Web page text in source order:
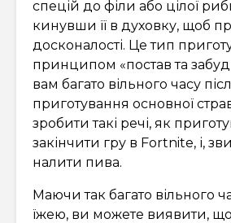
спецій до філи або цілої
кинувши її в духовку, щоб
досконалості. Це тип
принципом «постав та
вам багато вільного часу
приготування основної
зробити такі речі, як
закінчити гру в Fortnite, і,
налити пива.
Маючи так багато вільного
їжею, ви можете виявити,